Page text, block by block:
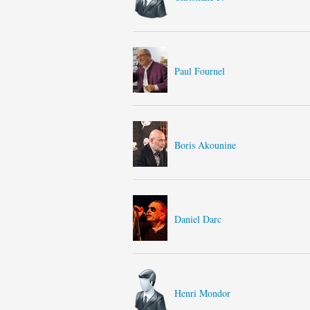
Paul Fournel
Boris Akounine
Daniel Darc
Henri Mondor